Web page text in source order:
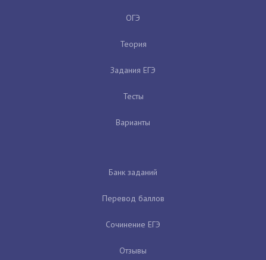
ОГЭ
Теория
Задания ЕГЭ
Тесты
Варианты
Банк заданий
Перевод баллов
Сочинение ЕГЭ
Отзывы